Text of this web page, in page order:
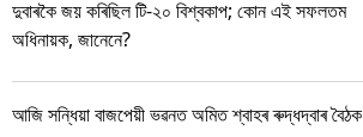
দুবাৰকৈ জয় কৰিছিল টি-২০ বিশ্বকাপ; কোন এই সফলতম
অধিনায়ক, জানেনে?
আজি সন্ধিয়া বাজপেয়ী ভৱনত অমিত শ্বাহৰ ৰুদ্ধদ্বাৰ বৈঠক